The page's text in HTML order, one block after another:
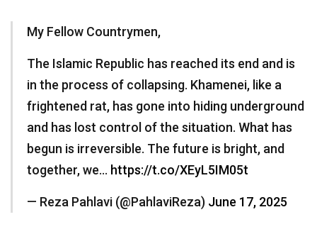
My Fellow Countrymen,
The Islamic Republic has reached its end and is
in the process of collapsing. Khamenei, like a
frightened rat, has gone into hiding underground
and has lost control of the situation. What has
begun is irreversible. The future is bright, and
together, we… https://t.co/XEyL5IM05t
— Reza Pahlavi (@PahlaviReza) June 17, 2025